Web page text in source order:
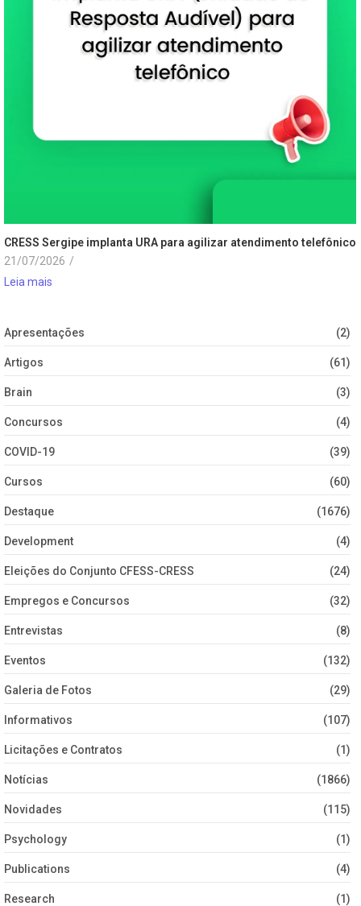
CRESS Sergipe implanta URA para agilizar atendimento telefônico
21/07/2026 /
Leia mais
Apresentações (2)
Artigos (61)
Brain (3)
Concursos (4)
COVID-19 (39)
Cursos (60)
Destaque (1676)
Development (4)
Eleições do Conjunto CFESS-CRESS (24)
Empregos e Concursos (32)
Entrevistas (8)
Eventos (132)
Galeria de Fotos (29)
Informativos (107)
Licitações e Contratos (1)
Notícias (1866)
Novidades (115)
Psychology (1)
Publications (4)
Research (1)